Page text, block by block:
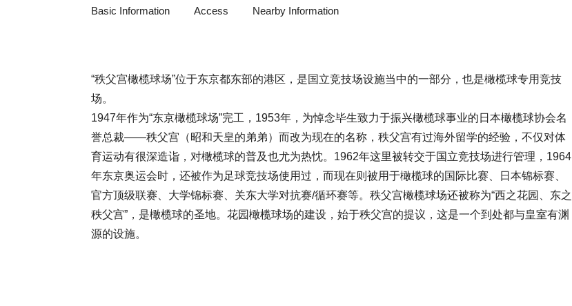
Basic Information Access Nearby Information
“秩父宫橄榄球场”位于东京都东部的港区，是国立竞技场设施当中的一部分，也是橄榄球专用竞技
场。
1947年作为“东京橄榄球场”完工，1953年，为悼念毕生致力于振兴橄榄球事业的日本橄榄球协会名
誉总裁——秩父宫（昭和天皇的弟弟）而改为现在的名称，秩父宫有过海外留学的经验，不仅对体
育运动有很深造诣，对橄榄球的普及也尤为热忱。1962年这里被转交于国立竞技场进行管理，1964
年东京奥运会时，还被作为足球竞技场使用过，而现在则被用于橄榄球的国际比赛、日本锦标赛、
官方顶级联赛、大学锦标赛、关东大学对抗赛/循环赛等。秩父宫橄榄球场还被称为“西之花园、东之
秩父宫”，是橄榄球的圣地。花园橄榄球场的建设，始于秩父宫的提议，这是一个到处都与皇室有渊
源的设施。